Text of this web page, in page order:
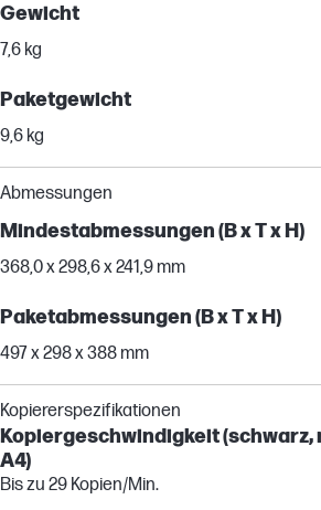
Gewicht
7,6 kg
Paketgewicht
9,6 kg
Abmessungen
Mindestabmessungen (B x T x H)
368,0 x 298,6 x 241,9 mm
Paketabmessungen (B x T x H)
497 x 298 x 388 mm
Kopiererspezifikationen
Kopiergeschwindigkeit (schwarz,
A4)
Bis zu 29 Kopien/Min.